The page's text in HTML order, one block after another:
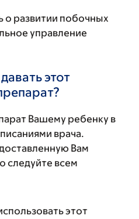
развитии побочных
управление
этот
Вашему ребенку в
врача.
Вам
следуйте всем
этот